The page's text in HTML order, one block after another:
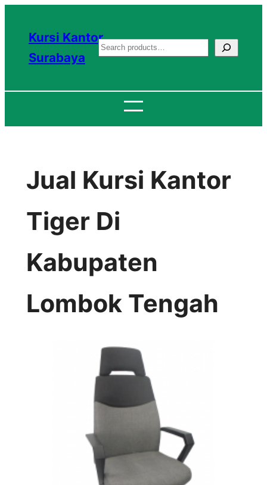
konten
Kursi Kantor
Surabaya
S
a
c
Jual Kursi Kantor
Tiger Di
Kabupaten
Lombok Tengah